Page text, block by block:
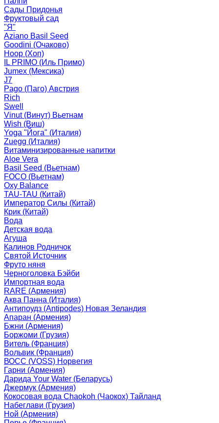
Сады Придонья
Фруктовый сад
"Я"
Aziano Basil Seed
Goodini (Очаково)
Hoop (Хоп)
IL PRIMO (Иль Примо)
Jumex (Мексика)
J7
Pago (Паго) Австрия
Rich
Swell
Vinut (Винут) Вьетнам
Wish (Виш)
Yoga "Йога" (Италия)
Zuegg (Италия)
Витаминизированные напитки
Aloe Vera
Basil Seed (Вьетнам)
FOCO (Вьетнам)
Oxy Balance
TAU-TAU (Китай)
Император Силы (Китай)
Крик (Китай)
Вода
Детская вода
Агуша
Калинов Родничок
Святой Источник
Фруто няня
Черноголовка Бэйби
Импортная вода
RARE (Армения)
Аква Панна (Италия)
Антипоудз (Antipodes) Новая Зеландия
Апаран (Армения)
Бжни (Армения)
Боржоми (Грузия)
Витель (Франция)
Вольвик (Франция)
ВОСС (VOSS) Норвегия
Гарни (Армения)
Дарида Your Water (Беларусь)
Джермук (Армения)
Кокосовая вода Chaokoh (Чаокох) Тайланд
Набеглави (Грузия)
Ной (Армения)